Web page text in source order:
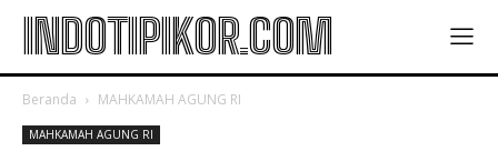
INDOTIPIKOR.COM
Beranda MAHKAMAH AGUNG RI
MAHKAMAH AGUNG RI